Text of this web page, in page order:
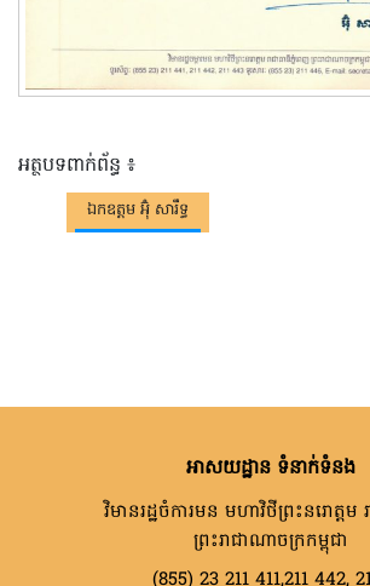
អត្ថបទពាក់ព័ន្ធ ៖
ឯកឧត្តម អ៊ុំ សារឹទ្ធ
អាសយដ្ឋាន ទំនាក់ទំនង
វិមានរដ្ឋចំការមន មហាវិថីព្រះនរោត្តម
ព្រះរាជាណាចក្រកម្ពុជា
(855) 23 211 411,211 442,